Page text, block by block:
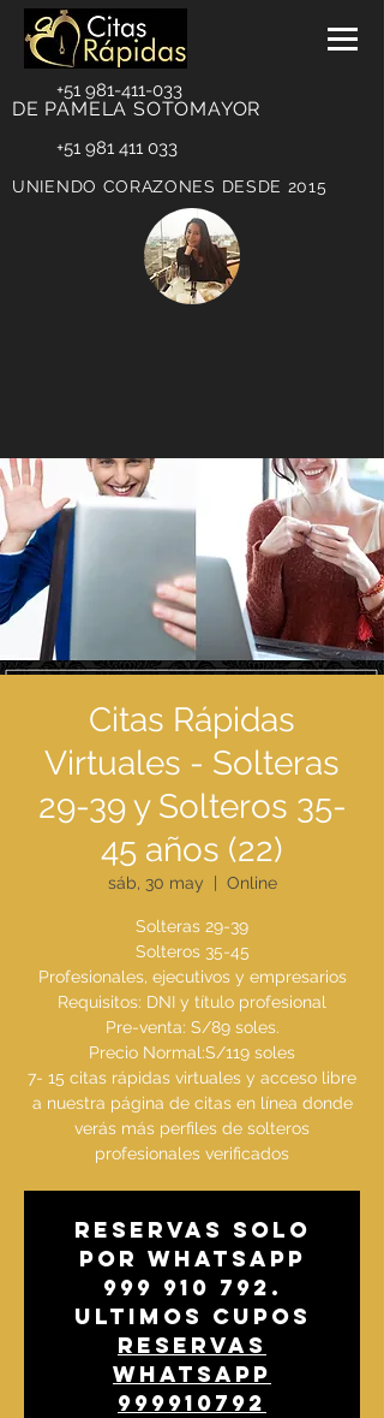
+51 981-411-033
DE PAMELA SOTOMAYOR
+51 981 411 033
UNIENDO CORAZONES DESDE 2015
Citas Rápidas
Virtuales - Solteras
29-39 y Solteros 35-
45 años (22)
sáb, 30 may Online
Solteras 29-39
Solteros 35-45
Profesionales, ejecutivos y empresarios
Requisitos: DNI y título profesional
Pre-venta: S/89 soles.
Precio Normal:S/119 soles
7- 15 citas rápidas virtuales y acceso libre
a nuestra página de citas en línea donde
verás más perfiles de solteros
profesionales verificados
Reservas solo
por whatsapp
999 910 792.
Ultimos cupos
Reservas
whatsapp
999910792